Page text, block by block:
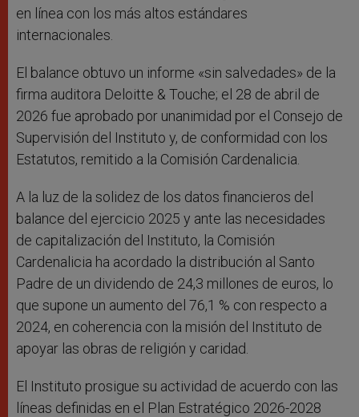
en línea con los más altos estándares
internacionales.
El balance obtuvo un informe «sin salvedades» de la
firma auditora Deloitte & Touche; el 28 de abril de
2026 fue aprobado por unanimidad por el Consejo de
Supervisión del Instituto y, de conformidad con los
Estatutos, remitido a la Comisión Cardenalicia.
A la luz de la solidez de los datos financieros del
balance del ejercicio 2025 y ante las necesidades
de capitalización del Instituto, la Comisión
Cardenalicia ha acordado la distribución al Santo
Padre de un dividendo de 24,3 millones de euros, lo
que supone un aumento del 76,1 % con respecto a
2024, en coherencia con la misión del Instituto de
apoyar las obras de religión y caridad.
El Instituto prosigue su actividad de acuerdo con las
líneas definidas en el Plan Estratégico 2026-2028